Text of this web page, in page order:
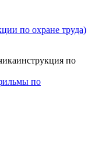
по охране труда)
инструкция по
по